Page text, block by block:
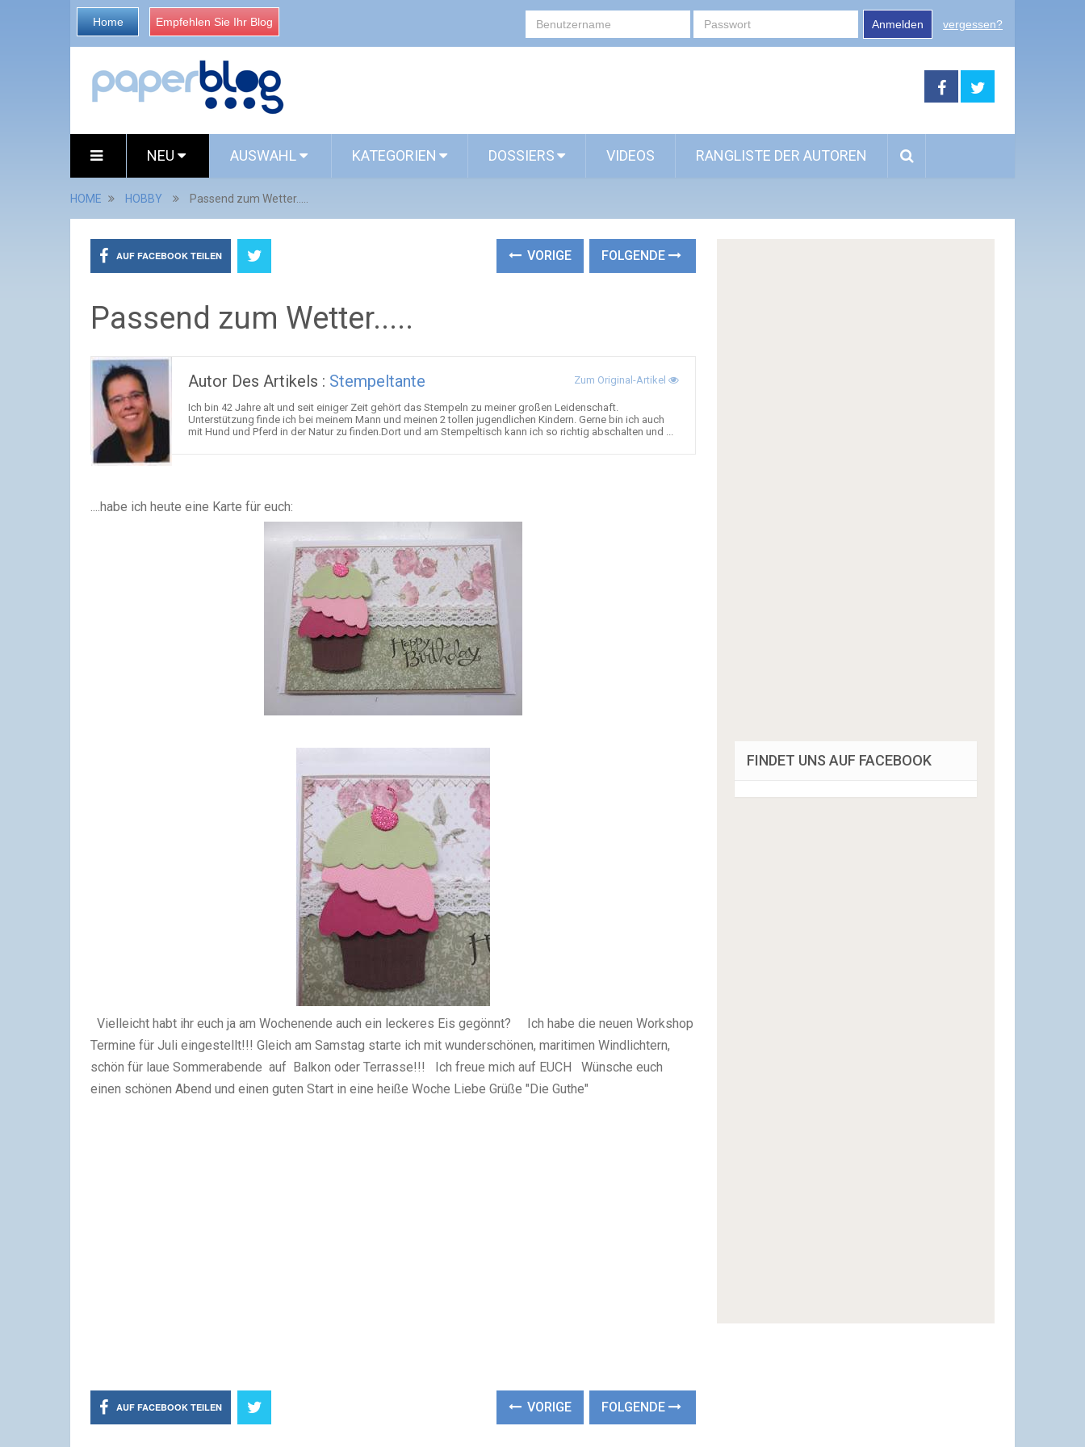
Home Empfehlen Sie Ihr Blog Anmelden vergessen?
NEU AUSWAHL KATEGORIEN DOSSIERS VIDEOS RANGLISTE DER AUTOREN
HOME HOBBY Passend zum Wetter.....
AUF FACEBOOK TEILEN VORIGE FOLGENDE
Passend zum Wetter.....
Autor Des Artikels : Stempeltante Zum Original-Artikel
Ich bin 42 Jahre alt und seit einiger Zeit gehört das Stempeln zu meiner großen Leidenschaft.
Unterstützung finde ich bei meinem Mann und meinen 2 tollen jugendlichen Kindern. Gerne bin ich auch
mit Hund und Pferd in der Natur zu finden.Dort und am Stempeltisch kann ich so richtig abschalten und ...
....habe ich heute eine Karte für euch:
Vielleicht habt ihr euch ja am Wochenende auch ein leckeres Eis gegönnt?
Ich habe die neuen Workshop
Termine für Juli eingestellt!!! Gleich am Samstag starte ich mit wunderschönen, maritimen Windlichtern,
schön für laue Sommerabende auf Balkon oder Terrasse!!! Ich freue mich auf EUCH
Wünsche euch
einen schönen Abend und einen guten Start in eine heiße Woche Liebe Grüße "Die Guthe"
AUF FACEBOOK TEILEN VORIGE FOLGENDE
FINDET UNS AUF FACEBOOK